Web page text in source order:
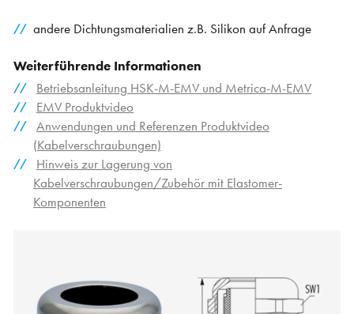
andere Dichtungsmaterialien z.B. Silikon auf Anfrage
Weiterführende Informationen
Betriebsanleitung HSK-M-EMV und Metrica-M-EMV
EMV Produktvideo
Anwendungen und Referenzen Produktvideo
(Kabelverschraubungen)
Hinweis zur Lagerung von
Kabelverschraubungen/Zubehör mit Elastomer-
Komponenten